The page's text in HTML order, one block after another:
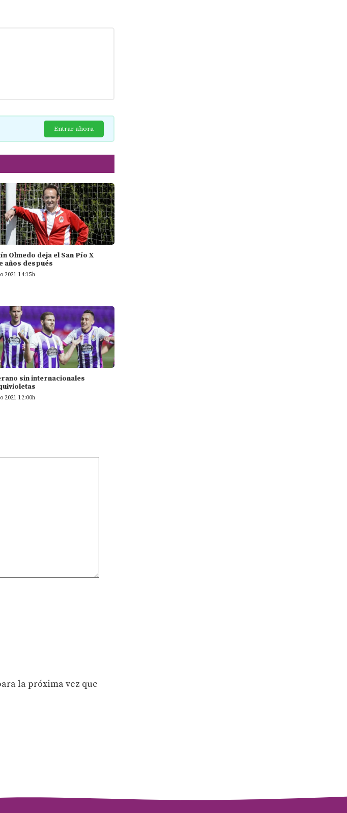
Entrar ahora
Olmedo deja el San Pío X
años después
2021 14:15h
sin internacionales
2021 12:00h
la próxima vez que